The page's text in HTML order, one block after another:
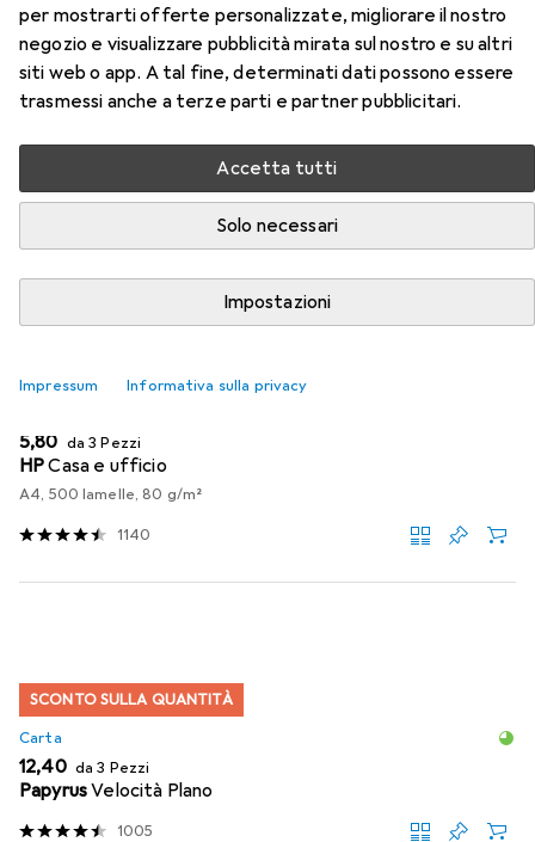
per mostrarti offerte personalizzate, migliorare il nostro
negozio e visualizzare pubblicità mirata sul nostro e su altri
siti web o app. A tal fine, determinati dati possono essere
trasmessi anche a terze parti e partner pubblicitari.
Accetta tutti
Solo necessari
Impostazioni
Impressum Informativa sulla privacy
Accessori per Epson Multip3-Col
Durabriteultra27xl
Qui trovi accessori adatti per il prodotto Epson Multip3-
Col Durabriteultra27xl della categoria Carta.
Elenco dei prodotti
SCONTO SULLA QUANTITÀ
EUR
5,80 da 3 Pezzi
HPCasa e ufficio
A4, 500 lamelle, 80 g/m²
1140
SCONTO SULLA QUANTITÀ
Carta
EUR
12,40 da 3 Pezzi
PapyrusVelocità Plano
1005